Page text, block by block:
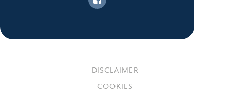
DISCLAIMER
COOKIES